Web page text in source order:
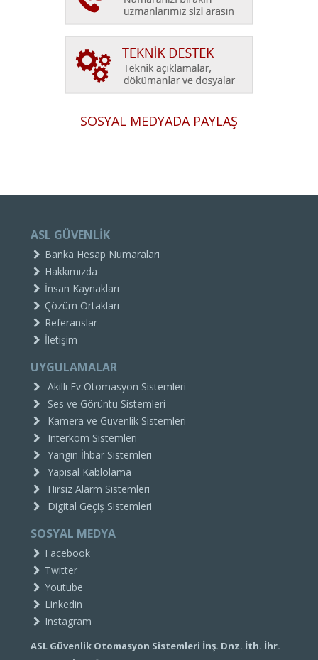
SOSYAL MEDYADA PAYLAŞ
ASL GÜVENLİK
Banka Hesap Numaraları
Hakkımızda
İnsan Kaynakları
Çözüm Ortakları
Referanslar
İletişim
UYGULAMALAR
Akıllı Ev Otomasyon Sistemleri
Ses ve Görüntü Sistemleri
Kamera ve Güvenlik Sistemleri
Interkom Sistemleri
Yangın İhbar Sistemleri
Yapısal Kablolama
Hırsız Alarm Sistemleri
Digital Geçiş Sistemleri
SOSYAL MEDYA
Facebook
Twitter
Youtube
Linkedin
Instagram
ASL Güvenlik Otomasyon Sistemleri İnş. Dnz. İth. İhr.